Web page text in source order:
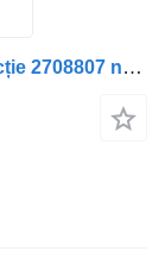
Hadica Scania Țeavă de ulei servodirecție 2708807 na nákladného auta Scania